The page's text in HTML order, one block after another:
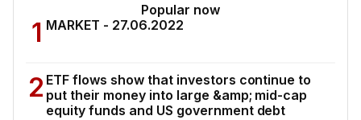
Popular now
1 MARKET - 27.06.2022
2 ETF flows show that investors continue to
put their money into large &amp; mid-cap
equity funds and US government debt